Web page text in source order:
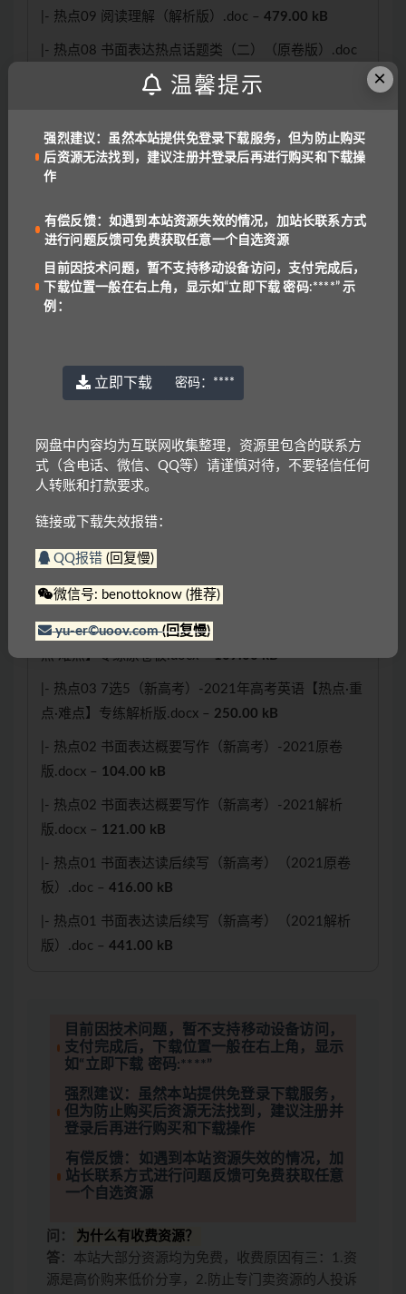
|- 热点09 阅读理解（解析版）.doc – 479.00 kB
|- 热点08 书面表达热点话题类（二）（原卷版）.doc
–1.10 MB
|- 热点07 书面表达热点话题类（一）（原卷版）.doc
|- 热点07 书面表达热点话题类（一）（解析版）.doc
–374.00 kB
|- 热点06 应用文写作（新高考）-2021年高考英语
【热点·重点·难点】专练（原卷版）.docx –
【热点·重点·难点】专练（解析版）.docx –
|- 热点05 完形填空（新高考）-2021年高考英语【热
|- 热点05 完形填空（新高考）-2021年高考英语【热
点·重点·难点】专练（解析版）.doc –
|- 热点04 语法填空（新高考）-2021年高考英语【热
点·重点·难点】专练（解析版）.docx –
|- 热点03 7选5（新高考）-2021年高考英语【热点·重
点·难点】专练原卷板.docx –109.00 kB
|- 热点03 7选5（新高考）-2021年高考英语【热点·重
点·难点】专练解析版.docx – 250.00 kB
|- 热点02 书面表达概要写作（新高考）-2021原卷
版.docx – 104.00 kB
|- 热点02 书面表达概要写作（新高考）-2021解析
版.docx – 121.00 kB
|- 热点01 书面表达读后续写（新高考）（2021原卷
板）.doc – 416.00 kB
|- 热点01 书面表达读后续写（新高考）（2021解析
版）.doc – 441.00 kB
目前因技术问题，暂不支持移动设备访问，
支付完成后，下载位置一般在右上角，显示
如“立即下载 密码:****”
强烈建议：虽然本站提供免登录下载服务，
但为防止购买后资源无法找到，建议注册并
登录后再进行购买和下载操作
有偿反馈：如遇到本站资源失效的情况，加
站长联系方式进行问题反馈可免费获取任意
一个自选资源
问：
为什么有收费资源？
答 ：本站大部分资源均为免费，收费原因有三：1.资
源是高价购来低价分享，2.防止专门卖资源的人投诉
×
温馨提示
强烈建议：虽然本站提供免登录下载服务，但为防止购买
后资源无法找到，建议注册并登录后再进行购买和下载操
作
有偿反馈：如遇到本站资源失效的情况，加站长联系方式
进行问题反馈可免费获取任意一个自选资源
目前因技术问题，暂不支持移动设备访问，支付完成后，
下载位置一般在右上角，显示如“立即下载 密码:****” 示
例：
立即下载 密码： ****
网盘中内容均为互联网收集整理，资源里包含的联系方
式（含电话、微信、QQ等）请谨慎对待，不要轻信任何
人转账和打款要求。
链接或下载失效报错：
QQ报错(回复慢)
微信号: benottoknow (推荐)
yu-er©uoov.com(回复慢)